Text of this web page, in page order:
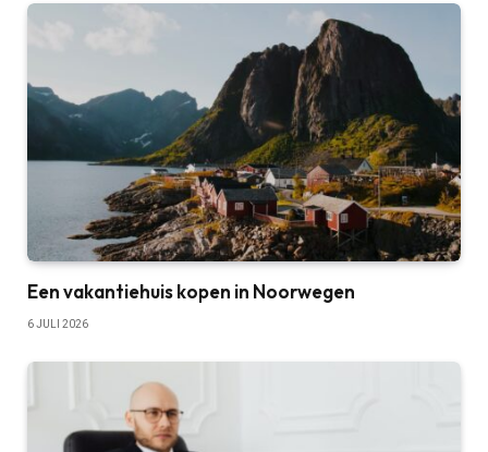
Een vakantiehuis kopen in Noorwegen
6 JULI 2026